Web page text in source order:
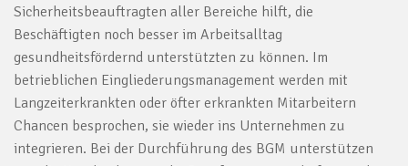
Sicherheitsbeauftragten aller Bereiche hilft, die
Beschäftigten noch besser im Arbeitsalltag
gesundheitsfördernd unterstützten zu können. Im
betrieblichen Eingliederungsmanagement werden mit
Langzeiterkrankten oder öfter erkrankten Mitarbeitern
Chancen besprochen, sie wieder ins Unternehmen zu
integrieren. Bei der Durchführung des BGM unterstützen